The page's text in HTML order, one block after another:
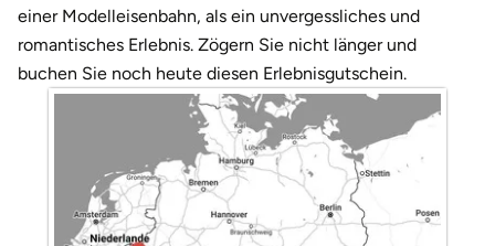
einer Modelleisenbahn, als ein unvergessliches und
romantisches Erlebnis. Zögern Sie nicht länger und
buchen Sie noch heute diesen Erlebnisgutschein.
Dortmund
Düsseldorf